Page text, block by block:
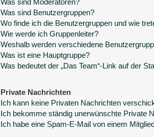
Was sind Moderatoren?
Was sind Benutzergruppen?
Wo finde ich die Benutzergruppen und wie
Wie werde ich Gruppenleiter?
Weshalb werden verschiedene
Was ist eine Hauptgruppe?
Was bedeutet der „Das Team“-Link auf der
Private Nachrichten
Ich kann keine Privaten Nachrichten
Ich bekomme ständig unerwünschte Private
Ich habe eine Spam-E-Mail von einem